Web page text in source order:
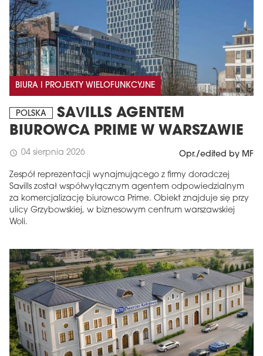
BIURA I PROJEKTY WIELOFUNKCYJNE
POLSKA
SAVILLS AGENTEM
BIUROWCA PRIME W WARSZAWIE
schedule 04 sierpnia 2026 Opr./edited by MF
Zespół reprezentacji wynajmującego z firmy doradczej
Savills został współwyłącznym agentem odpowiedzialnym
za komercjalizację biurowca Prime. Obiekt znajduje się przy
ulicy Grzybowskiej, w biznesowym centrum warszawskiej
Woli.